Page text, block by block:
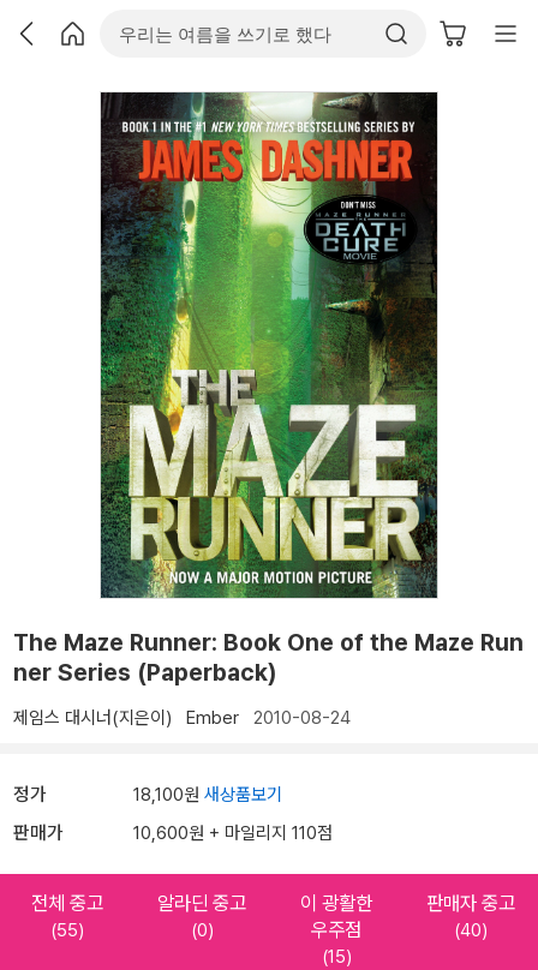
The Maze Runner: Book One of the Maze Run
ner Series (Paperback)
제임스 대시너(지은이) Ember 2010-08-24
정가 18,100원 새상품보기
판매가 10,600원 + 마일리지 110점
전체 중고
(55)
알라딘 중고
(0)
이 광활한
우주점
(15)
판매자 중고
(40)